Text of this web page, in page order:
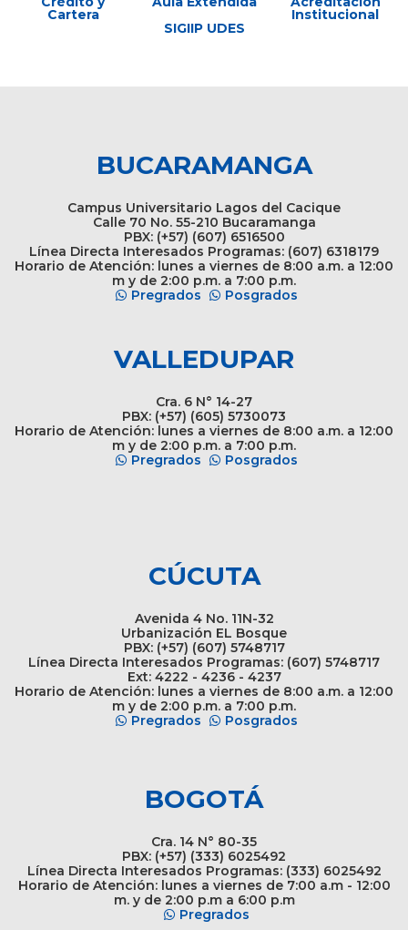
Cartera
SIGIIP UDES
Institucional
BUCARAMANGA
Campus Universitario Lagos del Cacique
Calle 70 No. 55-210 Bucaramanga
PBX: (+57) (607) 6516500
Línea Directa Interesados Programas: (607) 6318179
Horario de Atención: lunes a viernes de 8:00 a.m. a 12:00
m y de 2:00 p.m. a 7:00 p.m.
Pregrados
Posgrados
VALLEDUPAR
Cra. 6 N° 14-27
PBX: (+57) (605) 5730073
Horario de Atención: lunes a viernes de 8:00 a.m. a 12:00
m y de 2:00 p.m. a 7:00 p.m.
Pregrados
Posgrados
CÚCUTA
Avenida 4 No. 11N-32
Urbanización EL Bosque
PBX: (+57) (607) 5748717
Línea Directa Interesados Programas: (607) 5748717
Ext: 4222 - 4236 - 4237
Horario de Atención: lunes a viernes de 8:00 a.m. a 12:00
m y de 2:00 p.m. a 7:00 p.m.
Pregrados
Posgrados
BOGOTÁ
Cra. 14 N° 80-35
PBX: (+57) (333) 6025492
Línea Directa Interesados Programas: (333) 6025492
Horario de Atención: lunes a viernes de 7:00 a.m - 12:00
m. y de 2:00 p.m a 6:00 p.m
Pregrados